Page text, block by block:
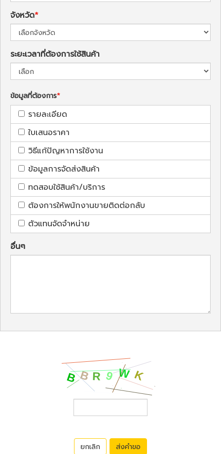
จังหวัด
ระยะเวลาที่ต้องการใช้สินค้า
ข้อมูลที่ต้องการ
รายละเอียด
ใบเสนอราคา
วิธีแก้ปัญหาการใช้งาน
ข้อมูลการจัดส่งสินค้า
ทดสอบใช้สินค้า/บริการ
ต้องการให้พนักงานขายติดต่อกลับ
ตัวแทนจัดจำหน่าย
อื่นๆ
ยกเลิก ส่งคำขอ